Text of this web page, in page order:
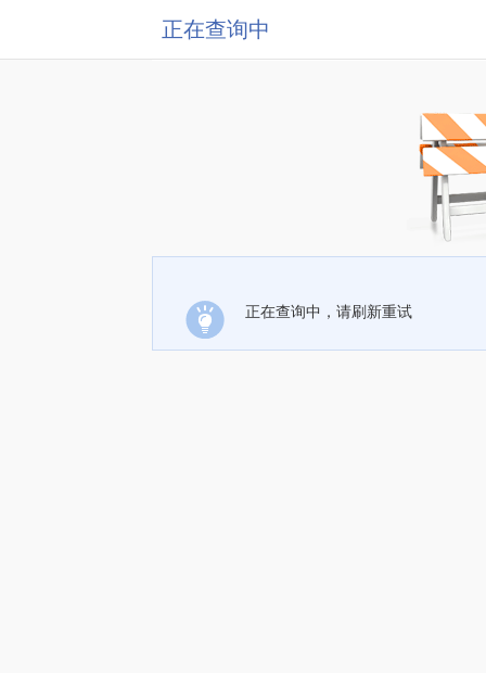
正在查询中
正在查询中，请刷新重试